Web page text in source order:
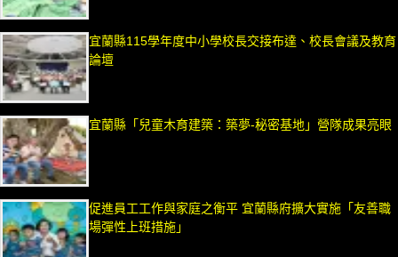
宜蘭縣115學年度中小學校長交接布達、校長會議及教育
論壇
宜蘭縣「兒童木育建築：築夢-秘密基地」營隊成果亮眼
促進員工工作與家庭之衡平 宜蘭縣府擴大實施「友善職
場彈性上班措施」